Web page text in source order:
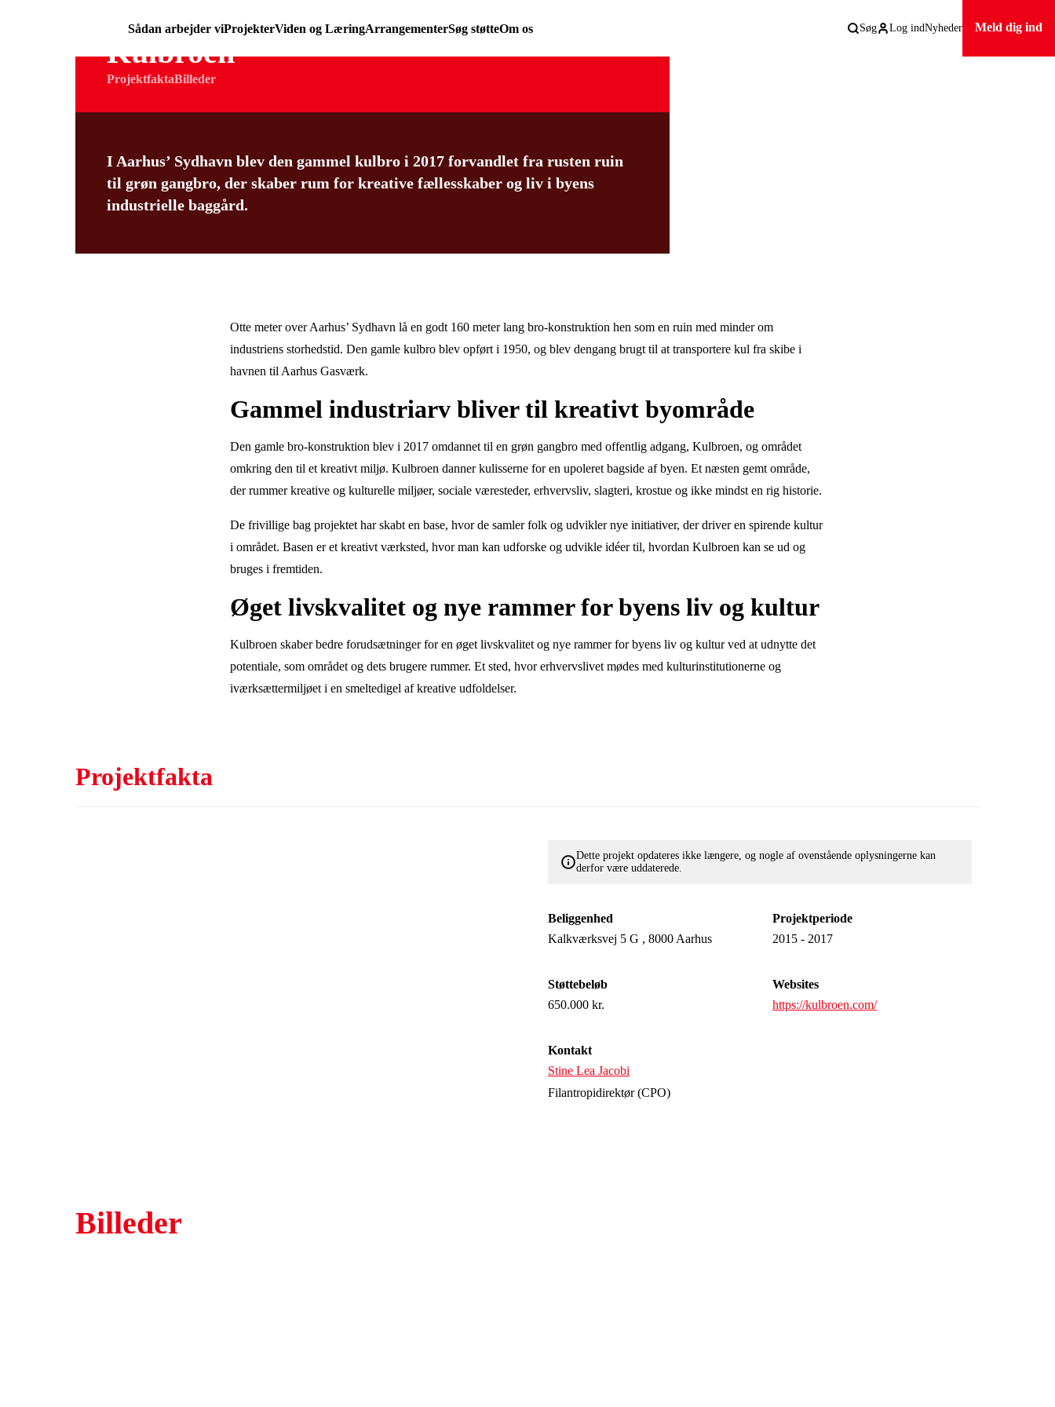
Sådan arbejder viProjekterViden og LæringArrangementerSøg støtteOm os Søg Log indNyheder Meld dig ind
Kulbroen
ProjektfaktaBilleder
I Aarhus’ Sydhavn blev den gammel kulbro i 2017 forvandlet fra rusten ruin
til grøn gangbro, der skaber rum for kreative fællesskaber og liv i byens
industrielle baggård.
Otte meter over Aarhus’ Sydhavn lå en godt 160 meter lang bro-konstruktion hen som en ruin med minder om
industriens storhedstid. Den gamlekulbro blev opført i 1950, og blev dengang brugt til at transportere kul fra skibe i
havnen til Aarhus Gasværk.
Gammel industriarv bliver til kreativt byområde
Den gamle bro-konstruktion blev i 2017 omdannet til en grøn gangbro med offentlig adgang, Kulbroen, og området
omkring den til et kreativt miljø. Kulbroen danner kulisserne for en upoleret bagside af byen. Et næsten gemt område,
der rummer kreative og kulturelle miljøer, sociale væresteder, erhvervsliv, slagteri, krostue og ikke mindst en rig historie.
De frivillige bag projektet har skabt en base, hvor de samler folk og udvikler nye initiativer, der driver en spirende kultur
i området. Basen er et kreativt værksted, hvor man kan udforske og udvikle idéer til, hvordan Kulbroen kan se ud og
bruges i fremtiden.
Øget livskvalitet og nye rammer for byens liv og kultur
Kulbroen skaber bedre forudsætninger for en øget livskvalitet og nye rammer for byens liv og kultur ved at udnytte det
potentiale, som området og dets brugere rummer. Et sted, hvor erhvervslivet mødes med kulturinstitutionerne og
iværksættermiljøet i en smeltedigel af kreative udfoldelser.
Projektfakta
Dette projekt opdateres ikke længere, og nogle af ovenstående oplysningerne kan
derfor være uddaterede.
Beliggenhed
Kalkværksvej 5 G , 8000 Aarhus
Projektperiode
2015 - 2017
Støttebeløb
650.000 kr.
Websites
https://kulbroen.com/
Kontakt
Stine Lea Jacobi
Filantropidirektør (CPO)
Billeder